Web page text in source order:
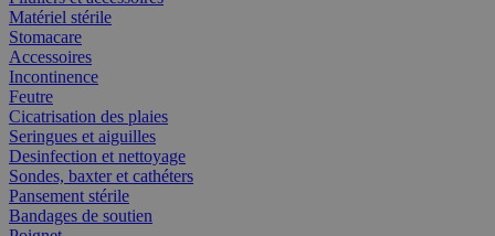
Matériel stérile
Stomacare
Accessoires
Incontinence
Feutre
Cicatrisation des plaies
Seringues et aiguilles
Desinfection et nettoyage
Sondes, baxter et cathéters
Pansement stérile
Bandages de soutien